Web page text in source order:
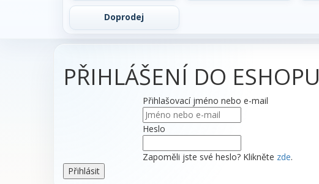
Doprodej
PŘIHLÁŠENÍ DO ESHOPU
Přihlašovací jméno nebo e-mail
Heslo
Zapoměli jste své heslo? Klikněte zde.